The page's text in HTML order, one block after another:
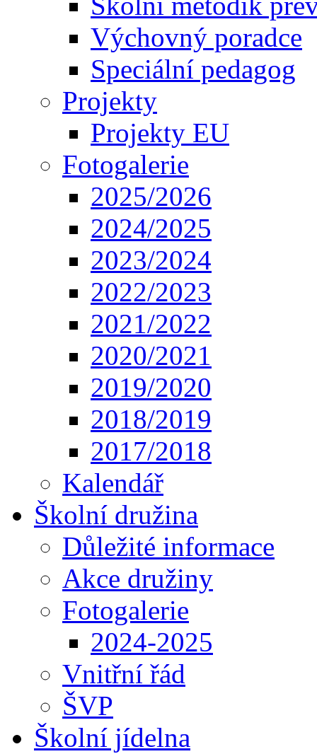
Výchovný poradce
Speciální pedagog
Projekty
Projekty EU
Fotogalerie
2025/2026
2024/2025
2023/2024
2022/2023
2021/2022
2020/2021
2019/2020
2018/2019
2017/2018
Kalendář
Školní družina
Důležité informace
Akce družiny
Fotogalerie
2024-2025
Vnitřní řád
ŠVP
Školní jídelna